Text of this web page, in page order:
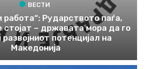
ВЕСТИ
работа“: Рударството паѓа,
стојат – државата мора да го
потенцијал на
Македонија